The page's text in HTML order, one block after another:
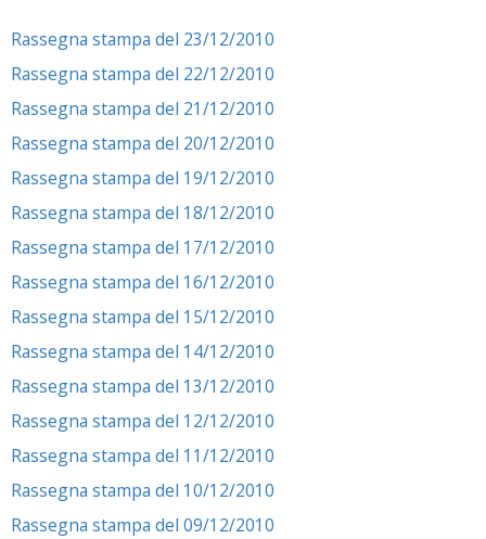
Rassegna stampa del 23/12/2010
Rassegna stampa del 22/12/2010
Rassegna stampa del 21/12/2010
Rassegna stampa del 20/12/2010
Rassegna stampa del 19/12/2010
Rassegna stampa del 18/12/2010
Rassegna stampa del 17/12/2010
Rassegna stampa del 16/12/2010
Rassegna stampa del 15/12/2010
Rassegna stampa del 14/12/2010
Rassegna stampa del 13/12/2010
Rassegna stampa del 12/12/2010
Rassegna stampa del 11/12/2010
Rassegna stampa del 10/12/2010
Rassegna stampa del 09/12/2010